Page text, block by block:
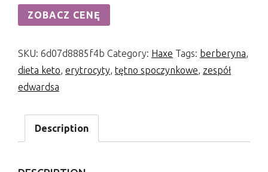
ZOBACZ CENĘ
SKU: 6d07d8885f4b Category: Haxe Tags: berberyna,
dieta keto, erytrocyty, tętno spoczynkowe, zespół
edwardsa
Description